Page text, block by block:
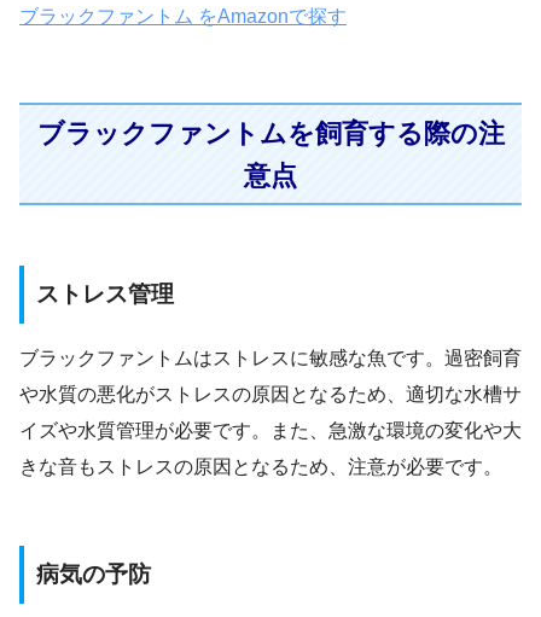
ブラックファントム をAmazonで探す
ブラックファントムを飼育する際の注
意点
ストレス管理
ブラックファントムはストレスに敏感な魚です。過密飼育
や水質の悪化がストレスの原因となるため、適切な水槽サ
イズや水質管理が必要です。また、急激な環境の変化や大
きな音もストレスの原因となるため、注意が必要です。
病気の予防